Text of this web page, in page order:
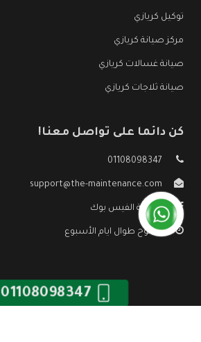
توكيل كريازي
مركز صيانة كريازي
صيانة غسالات كريازي
صيانة ثلاجات كريازي
كن دائما على تواصل معنا!
01108098347
support@the-maintenance.com
صفحة الفيس بوك
مفتوح طوال ايام الأسبوع
01108098347